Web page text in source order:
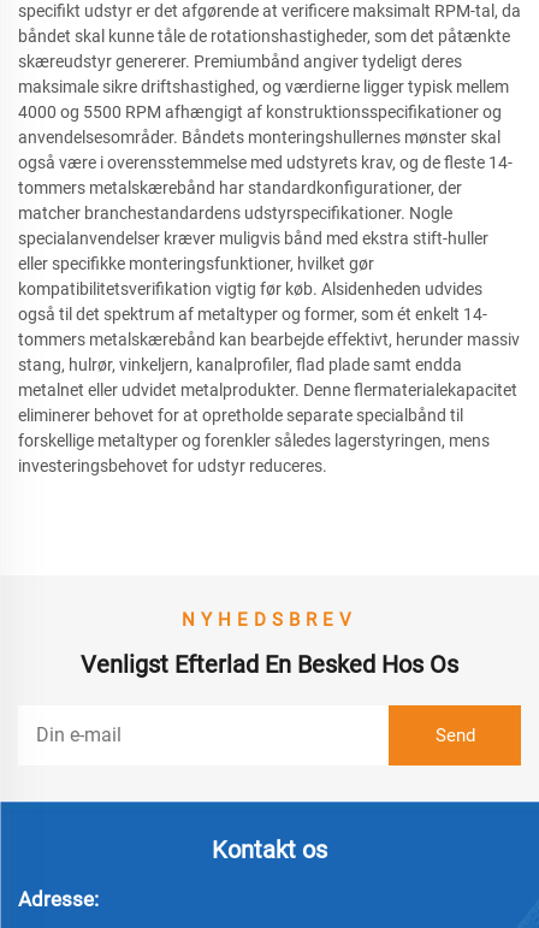
specifikt udstyr er det afgørende at verificere maksimalt RPM-tal, da
båndet skal kunne tåle de rotationshastigheder, som det påtænkte
skæreudstyr genererer. Premiumbånd angiver tydeligt deres
maksimale sikre driftshastighed, og værdierne ligger typisk mellem
4000 og 5500 RPM afhængigt af konstruktionsspecifikationer og
anvendelsesområder. Båndets monteringshullernes mønster skal
også være i overensstemmelse med udstyrets krav, og de fleste 14-
tommers metalskærebånd har standardkonfigurationer, der
matcher branchestandardens udstyrspecifikationer. Nogle
specialanvendelser kræver muligvis bånd med ekstra stift-huller
eller specifikke monteringsfunktioner, hvilket gør
kompatibilitetsverifikation vigtig før køb. Alsidenheden udvides
også til det spektrum af metaltyper og former, som ét enkelt 14-
tommers metalskærebånd kan bearbejde effektivt, herunder massiv
stang, hulrør, vinkeljern, kanalprofiler, flad plade samt endda
metalnet eller udvidet metalprodukter. Denne flermaterialekapacitet
eliminerer behovet for at opretholde separate specialbånd til
forskellige metaltyper og forenkler således lagerstyringen, mens
investeringsbehovet for udstyr reduceres.
NYHEDSBREV
Venligst Efterlad En Besked Hos Os
Kontakt os
Adresse: